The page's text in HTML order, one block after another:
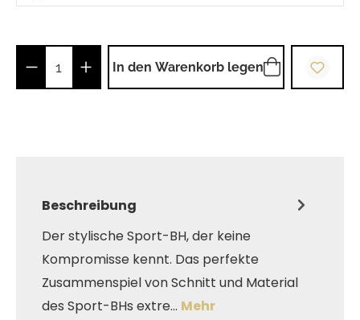
Produkt Anzahl: Gib den gewünschten
In den Warenkorb legen
Beschreibung
Der stylische Sport-BH, der keine
Kompromisse kennt. Das perfekte
Zusammenspiel von Schnitt und Material
des Sport-BHs extre… Mehr